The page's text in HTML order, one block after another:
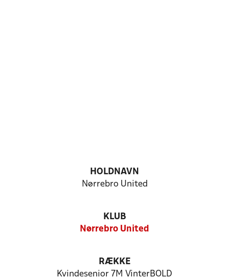
HOLDNAVN
Nørrebro United
KLUB
Nørrebro United
RÆKKE
Kvindesenior 7M VinterBOLD